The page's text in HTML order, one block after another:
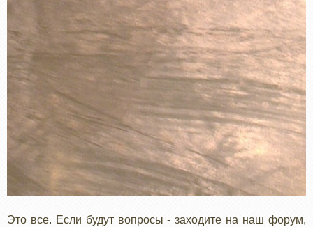
Это все. Если будут вопросы - заходите на наш форум,